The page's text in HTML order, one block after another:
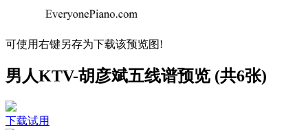
可使用右键另存为下载该预览图!
男人KTV-胡彦斌五线谱预览 (共6张)
下载试用